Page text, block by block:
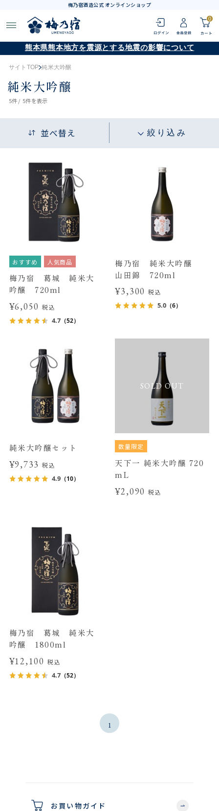
梅乃宿酒造公式 オンラインショップ
0
熊本県熊本地方を震源とする地震の影響について
サイトTOP 純米大吟醸
純米大吟醸
5件 / 5件を表示
並べ替え 絞り込み
おすすめ 人気商品
梅乃宿 葛城 純米大
吟醸 720ml
¥6,050税込
4.7（52）
梅乃宿 純米大吟醸
山田錦 720ml
¥3,300 税込
5.0 （6）
純米大吟醸セット
¥9,733税込
4.9（10）
SOLD OUT
数量限定
天下一 純米大吟醸 720
mL
¥2,090 税込
梅乃宿 葛城 純米大
吟醸 1800ml
¥12,100 税込
4.7（52）
1
お買い物ガイド